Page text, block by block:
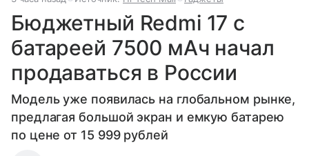
Бюджетный Redmi 17 с
батареей 7500 мАч начал
продаваться в России
Модель уже появилась на глобальном рынке,
предлагая большой экран и емкую батарею
по цене от 15 999 рублей